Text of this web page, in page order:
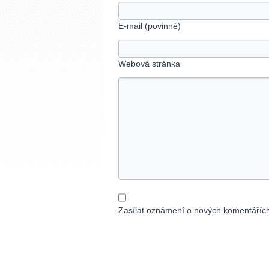
E-mail (povinné)
Webová stránka
Zasílat oznámení o nových